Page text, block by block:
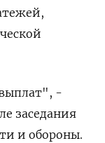
-
заседания
и обороны.